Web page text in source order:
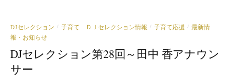
DJセレクション / 子育て ＤＪセレクション情報 / 子育て応援 / 最新情
報・お知らせ
DJセレクション第28回～田中 香アナウン
サー